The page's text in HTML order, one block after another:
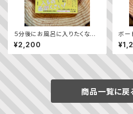
５分後にお風呂に入りたくなる！
湯けむり文学
¥2,200
ボー
商品一覧に戻